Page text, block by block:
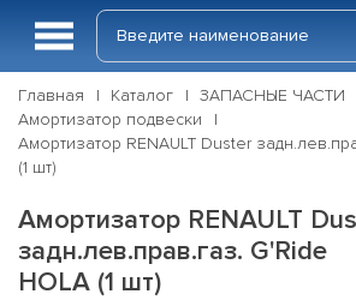
Главная Каталог ЗАПАСНЫЕ ЧАСТИ
Амортизатор подвески
Амортизатор RENAULT Duster
(1 шт)
Амортизатор RENAULT
задн.лев.прав.газ. G'Ride
HOLA (1 шт)